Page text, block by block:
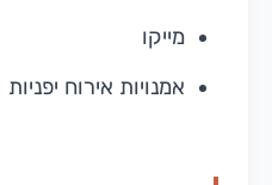
מייקו
אמנויות אירוח יפניות